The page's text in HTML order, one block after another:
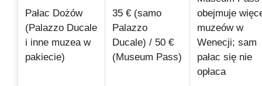
Pałac Dożów
(Palazzo Ducale
i inne muzea w
pakiecie)
35 € (samo
Palazzo
Ducale) / 50 €
(Museum Pass)
obejmuje
muzeów w
Wenecji; sam
pałac się nie
opłaca